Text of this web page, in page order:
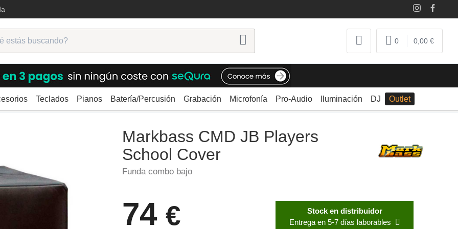
0 0,00 €
Teclados Pianos Batería/Percusión Grabación Microfonía Pro-Audio Iluminación DJ Outlet
amplificadores Fundas para amplificador Markbass CMD JB Players School Cover
Markbass CMD JB Players
School Cover
Funda combo bajo
74 €
Stock en distribuidor
Entrega en 5-7 días laborables